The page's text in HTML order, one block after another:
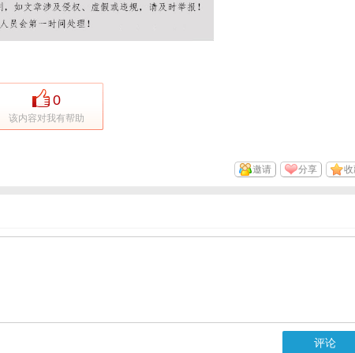
0
该内容对我有帮助
分享
邀请
评论